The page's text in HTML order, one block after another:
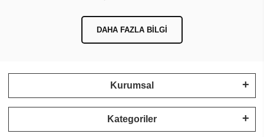
DAHA FAZLA BILGI
Kurumsal
Kategoriler